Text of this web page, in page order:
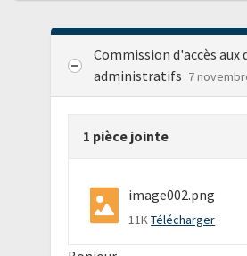
Commission d'accès aux
administratifs 7
1 pièce jointe
image002.png
11KTélécharger